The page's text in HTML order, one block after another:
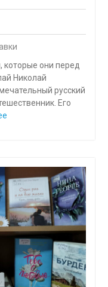
они перед
Николай
русский
Его